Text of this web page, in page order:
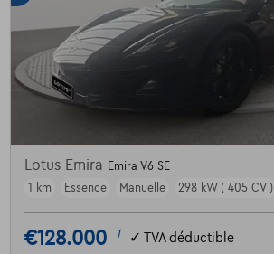
Lotus Emira Emira V6 SE
1 km
Essence Manuelle 298 kW ( 405 CV )
€128.000 1 ✓ TVA déductible